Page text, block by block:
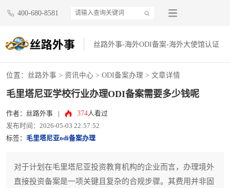
400-680-8581
丝路外事-海外ODI备案-海外大使馆认证
位置： 丝路外事 > 资讯中心 > ODI备案办理 > 文章详情
毛里塔尼亚学校行业办理ODI备案需要多少钱呢
作者：丝路外事 374人看过
发布时间：2026-05-03 22:57:52
标签： 毛里塔尼亚odi备案办理
对于计划在毛里塔尼亚投资教育机构的企业而言，办理境外
直接投资备案是一项关键且复杂的合规步骤。其费用并非固